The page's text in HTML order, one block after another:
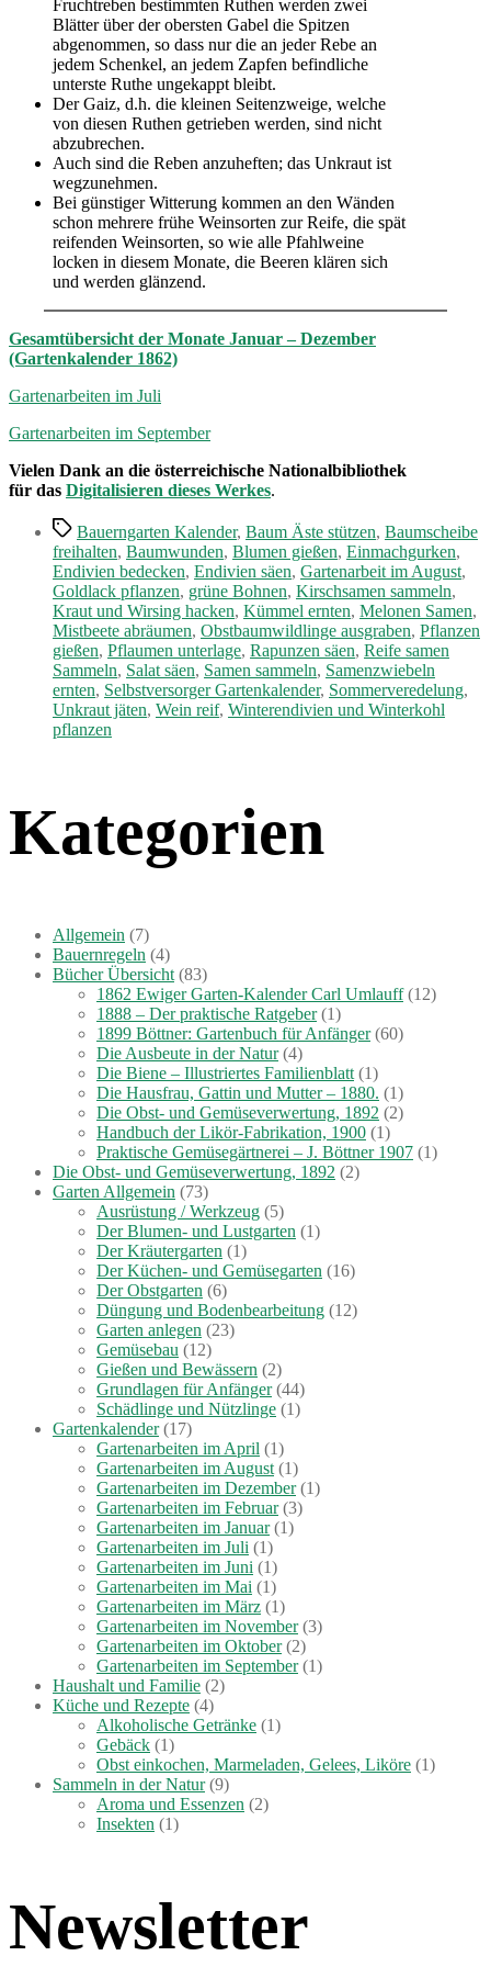
Fruchtreben bestimmten Ruthen werden zwei
Blätter über der obersten Gabel die Spitzen
abgenommen, so dass nur die an jeder Rebe an
jedem Schenkel, an jedem Zapfen befindliche
unterste Ruthe ungekappt bleibt.
Der Gaiz, d.h. die kleinen Seitenzweige, welche
von diesen Ruthen getrieben werden, sind nicht
abzubrechen.
Auch sind die Reben anzuheften; das Unkraut ist
wegzunehmen.
Bei günstiger Witterung kommen an den Wänden
schon mehrere frühe Weinsorten zur Reife, die spät
reifenden Weinsorten, so wie alle Pfahlweine
locken in diesem Monate, die Beeren klären sich
und werden glänzend.
Gesamtübersicht der Monate Januar – Dezember
(Gartenkalender 1862)
Gartenarbeiten im Juli
Gartenarbeiten im September
Vielen Dank an die österreichische Nationalbibliothek
für das Digitalisieren dieses Werkes.
Schlagwörter
Bauerngarten Kalender, Baum Äste stützen, Baumscheibe
freihalten, Baumwunden, Blumen gießen, Einmachgurken,
Endivien bedecken, Endivien säen, Gartenarbeit im August,
Goldlack pflanzen, grüne Bohnen, Kirschsamen sammeln,
Kraut und Wirsing hacken, Kümmel ernten, Melonen Samen,
Mistbeete abräumen, Obstbaumwildlinge ausgraben, Pflanzen
gießen, Pflaumen unterlage, Rapunzen säen, Reife samen
Sammeln, Salat säen, Samen sammeln, Samenzwiebeln
ernten, Selbstversorger Gartenkalender, Sommerveredelung,
Unkraut jäten, Wein reif, Winterendivien und Winterkohl
pflanzen
Kategorien
Allgemein (7)
Bauernregeln (4)
Bücher Übersicht (83)
1862 Ewiger Garten-Kalender Carl Umlauff(12)
1888 – Der praktische Ratgeber(1)
1899 Böttner: Gartenbuch für Anfänger(60)
Die Ausbeute in der Natur(4)
Die Biene – Illustriertes Familienblatt (1)
Die Hausfrau, Gattin und Mutter – 1880. (1)
Die Obst- und Gemüseverwertung, 1892 (2)
Handbuch der Likör-Fabrikation, 1900 (1)
Praktische Gemüsegärtnerei – J. Böttner 1907 (1)
Die Obst- und Gemüseverwertung, 1892 (2)
Garten Allgemein (73)
Ausrüstung / Werkzeug (5)
Der Blumen- und Lustgarten (1)
Der Kräutergarten (1)
Der Küchen- und Gemüsegarten (16)
Der Obstgarten (6)
Düngung und Bodenbearbeitung (12)
Garten anlegen (23)
Gemüsebau (12)
Gießen und Bewässern (2)
Grundlagen für Anfänger(44)
Schädlinge und Nützlinge (1)
Gartenkalender(17)
Gartenarbeiten im April (1)
Gartenarbeiten im August (1)
Gartenarbeiten im Dezember(1)
Gartenarbeiten im Februar(3)
Gartenarbeiten im Januar(1)
Gartenarbeiten im Juli (1)
Gartenarbeiten im Juni (1)
Gartenarbeiten im Mai (1)
Gartenarbeiten im März (1)
Gartenarbeiten im November(3)
Gartenarbeiten im Oktober(2)
Gartenarbeiten im September(1)
Haushalt und Familie (2)
Küche und Rezepte (4)
Alkoholische Getränke (1)
Gebäck (1)
Obst einkochen, Marmeladen, Gelees, Liköre (1)
Sammeln in der Natur(9)
Aroma und Essenzen (2)
Insekten (1)
Newsletter